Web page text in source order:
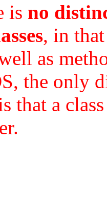
is no
, in
as
the only
that a